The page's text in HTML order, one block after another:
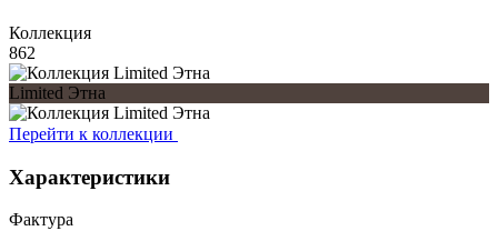
Коллекция
862
Limited Этна
Перейти к коллекции
Характеристики
Фактура